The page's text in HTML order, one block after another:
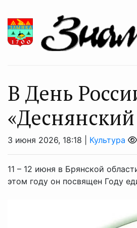
В День
3 июня 2026, 18:18 | Культура
11 – 12 июня в Брянской
этом году он посвящен Году